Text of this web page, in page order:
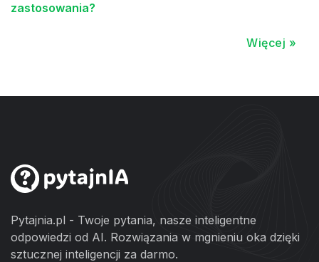
zastosowania?
Więcej »
Pytajnia.pl - Twoje pytania, nasze inteligentne
odpowiedzi od AI. Rozwiązania w mgnieniu oka dzięki
sztucznej inteligencji za darmo.